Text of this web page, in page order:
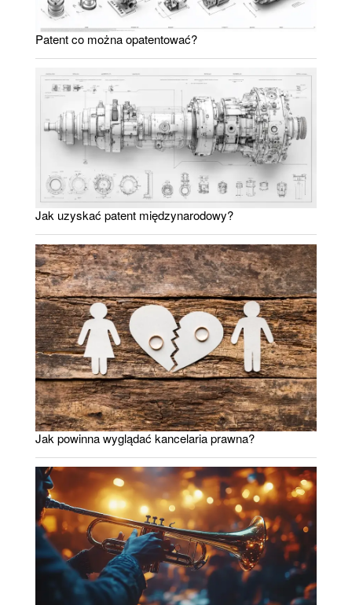
Patent co można opatentować?
Jak uzyskać patent międzynarodowy?
Jak powinna wyglądać kancelaria prawna?